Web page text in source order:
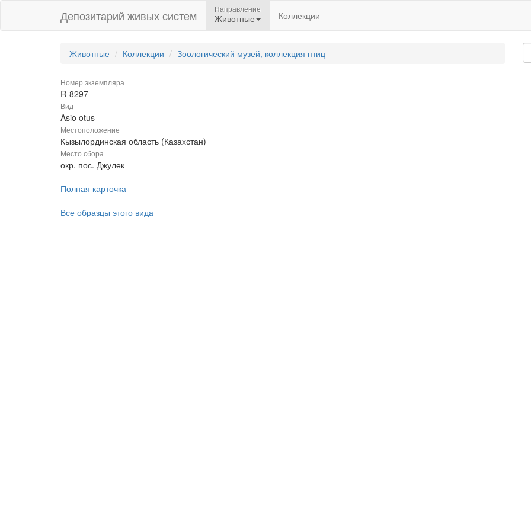
Депозитарий живых систем Направление
Животные Коллекции
Животные Коллекции Зоологический музей, коллекция птиц
Номер экземпляра
R-8297
Вид
Asio otus
Местоположение
Кызылординская область (Казахстан)
Место сбора
окр. пос. Джулек
Полная карточка
Все образцы этого вида